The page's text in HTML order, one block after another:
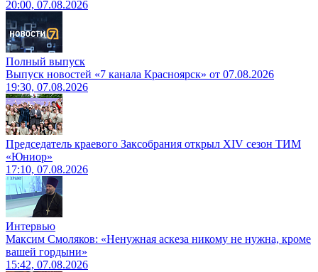
20:00, 07.08.2026
Полный выпуск
Выпуск новостей «7 канала Красноярск» от 07.08.2026
19:30, 07.08.2026
Председатель краевого Заксобрания открыл XIV сезон ТИМ
«Юниор»
17:10, 07.08.2026
Интервью
Максим Смоляков: «Ненужная аскеза никому не нужна, кроме
вашей гордыни»
15:42, 07.08.2026